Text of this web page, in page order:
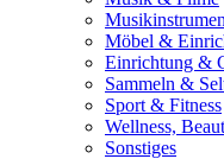
Möbel &
Einrichtung &
Sammeln &
Sport & Fitness
Wellness,
Sonstiges